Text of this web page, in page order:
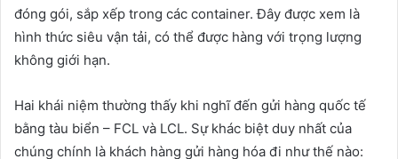
đóng gói, sắp xếp trong các container. Đây được xem là
hình thức siêu vận tải, có thể được hàng với trọng lượng
không giới hạn.
Hai khái niệm thường thấy khi nghĩ đến gửi hàng quốc tế
bằng tàu biển – FCL và LCL. Sự khác biệt duy nhất của
chúng chính là khách hàng gửi hàng hóa đi như thế nào: